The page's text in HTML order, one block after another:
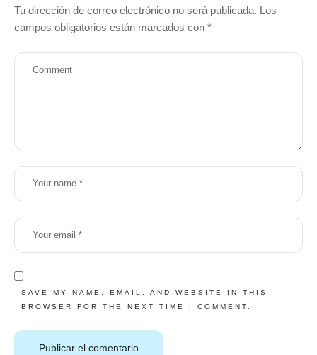
Tu dirección de correo electrónico no será publicada. Los
campos obligatorios están marcados con *
SAVE MY NAME, EMAIL, AND WEBSITE IN THIS
BROWSER FOR THE NEXT TIME I COMMENT.